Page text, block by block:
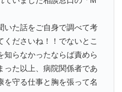
いた話をご自身で調べて考
くださいね！！でないとこ
知らなかったならば責めら
った以上、病院関係者であ
を守る仕事と胸を張って名